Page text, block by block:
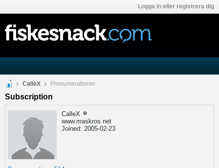
Logga in eller registrera dig
CalleX Prenumerationer
Subscription
CalleX
www.maskros.net
Joined: 2005-02-23